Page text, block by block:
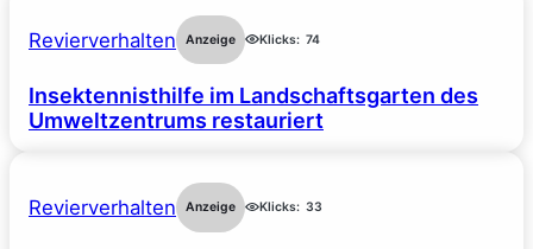
Revierverhalten Anzeige Klicks: 74
Insektennisthilfe im Landschaftsgarten des
Umweltzentrums restauriert
Revierverhalten Anzeige Klicks: 33